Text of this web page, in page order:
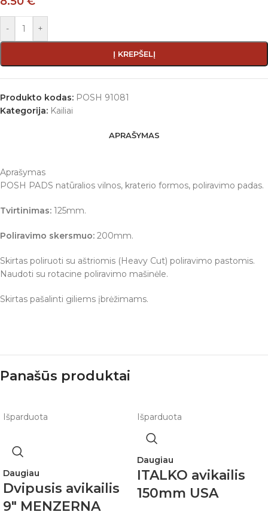
- +
Į KREPŠELĮ
Produkto kodas: POSH 91081
Kategorija: Kailiai
APRAŠYMAS
Aprašymas
POSH PADS natūralios vilnos, kraterio formos, poliravimo padas.
Tvirtinimas: 125mm.
Poliravimo skersmuo: 200mm.
Skirtas poliruoti su aštriomis (Heavy Cut) poliravimo pastomis.
Naudoti su rotacine poliravimo mašinėle.
Skirtas pašalinti giliems įbrėžimams.
Panašūs produktai
Išparduota
Daugiau
Dvipusis avikailis
9″ MENZERNA
Išparduota
Daugiau
ITALKO avikailis
150mm USA